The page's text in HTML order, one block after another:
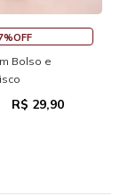
Bolso e
R$ 29,90